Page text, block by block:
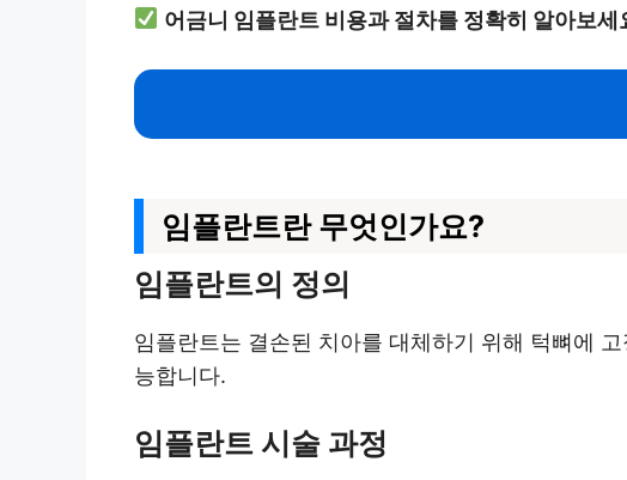
어금니 임플란트 비용과 절차를 정확히 알아보세
임플란트란 무엇인가요?
임플란트의 정의
임플란트는 결손된 치아를 대체하기 위해 턱뼈에
능합니다.
임플란트 시술 과정